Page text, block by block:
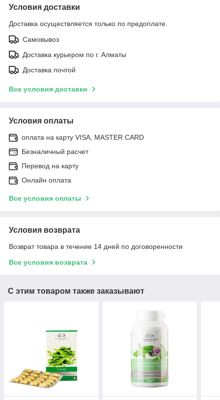
Условия доставки
Доставка осуществляется только по предоплате.
Самовывоз
Доставка курьером по г. Алматы
Доставка почтой
Все условия доставки
Условия оплаты
оплата на карту VISA, MASTER CARD
Безналичный расчет
Перевод на карту
Онлайн оплата
Все условия оплаты
Условия возврата
Возврат товара в течение 14 дней по договоренности
Все условия возврата
С этим товаром также заказывают